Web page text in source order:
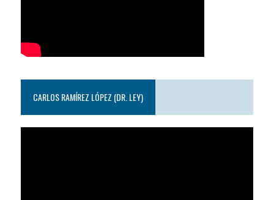
CARLOS RAMÍREZ LÓPEZ (DR. LEY)